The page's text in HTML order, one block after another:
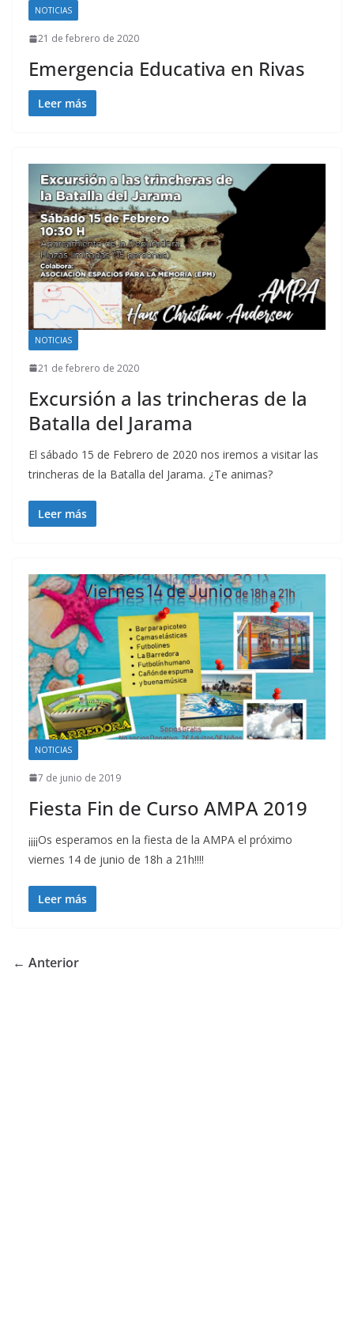
NOTICIAS
21 de febrero de 2020
Emergencia Educativa en Rivas
Leer más
NOTICIAS
21 de febrero de 2020
Excursión a las trincheras de la
Batalla del Jarama
El sábado 15 de Febrero de 2020 nos iremos a visitar las
trincheras de la Batalla del Jarama. ¿Te animas?
Leer más
NOTICIAS
7 de junio de 2019
Fiesta Fin de Curso AMPA 2019
¡¡¡¡Os esperamos en la fiesta de la AMPA el próximo
viernes 14 de junio de 18h a 21h!!!!
Leer más
← Anterior